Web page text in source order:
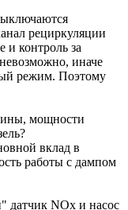
рециркуляции
и контроль за
иначе
режим. Поэтому
мощности
вклад в
работы с дампом
датчик NOx и насос